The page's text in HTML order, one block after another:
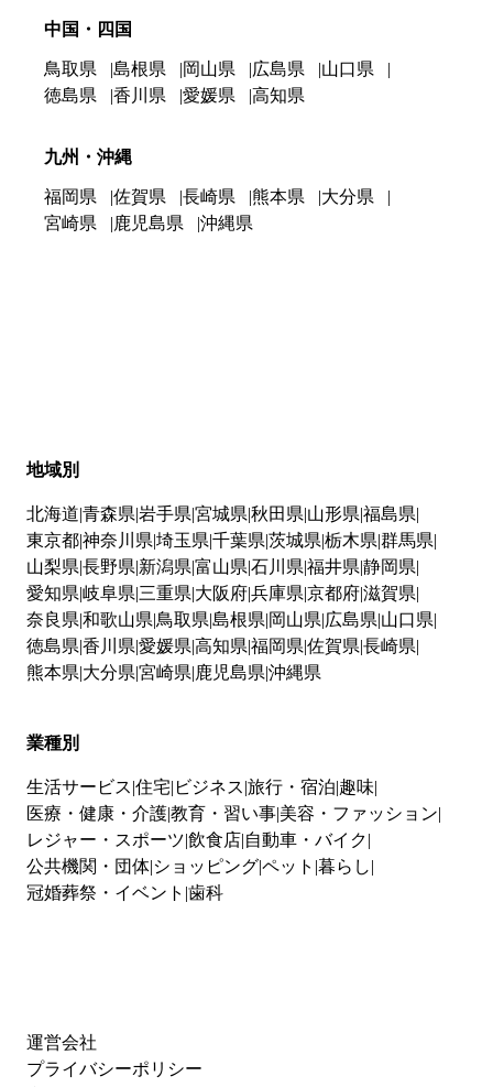
中国・四国
鳥取県 島根県 岡山県 広島県
山口県
徳島県
香川県 愛媛県 高知県
九州・沖縄
福岡県 佐賀県 長崎県 熊本県
大分県
宮崎県
鹿児島県 沖縄県
地域別
北海道 青森県 岩手県 宮城県 秋田県 山形県 福島県
東京都神奈川県 埼玉県 千葉県 茨城県 栃木県 群馬県
山梨県 長野県 新潟県 富山県 石川県 福井県 静岡県
愛知県 岐阜県 三重県 大阪府兵庫県 京都府滋賀県
奈良県 和歌山県 鳥取県 島根県 岡山県 広島県 山口県
徳島県 香川県 愛媛県 高知県 福岡県 佐賀県 長崎県
熊本県 大分県 宮崎県 鹿児島県 沖縄県
業種別
生活サービス 住宅 ビジネス 旅行・宿泊 趣味
医療・健康・介護教育・習い事 美容・ファッション
レジャー・スポーツ 飲食店 自動車・バイク
公共機関・団体 ショッピングペット 暮らし
冠婚葬祭・イベント 歯科
運営会社
プライバシーポリシー